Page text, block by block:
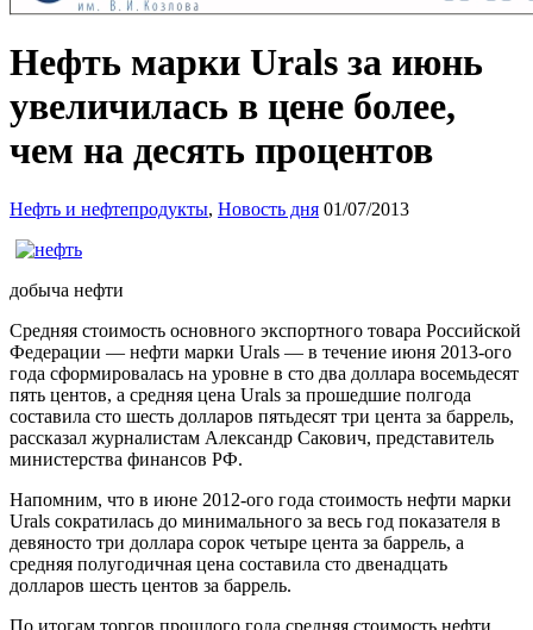
Нефть марки Urals за июнь
увеличилась в цене более,
чем на десять процентов
Нефть и нефтепродукты, Новость дня 01/07/2013
добыча нефти
Средняя стоимость основного экспортного товара Российской
Федерации — нефти марки Urals — в течение июня 2013-ого
года сформировалась на уровне в сто два доллара восемьдесят
пять центов, а средняя цена Urals за прошедшие полгода
составила сто шесть долларов пятьдесят три цента за баррель,
рассказал журналистам Александр Сакович, представитель
министерства финансов РФ.
Напомним, что в июне 2012-ого года стоимость нефти марки
Urals сократилась до минимального за весь год показателя в
девяносто три доллара сорок четыре цента за баррель, а
средняя полугодичная цена составила сто двенадцать
долларов шесть центов за баррель.
По итогам торгов прошлого года средняя стоимость нефти